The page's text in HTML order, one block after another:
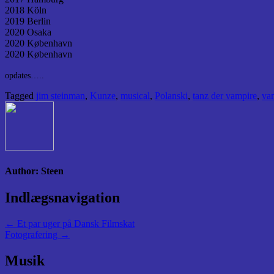
2018 Köln
2019 Berlin
2020 Osaka
2020 København
2020 København
opdates…..
Tagged jim steinman, Kunze, musical, Polanski, tanz der vampire,
Author: Steen
Indlægsnavigation
← Et par uger på Dansk Filmskat
Fotografering →
Musik